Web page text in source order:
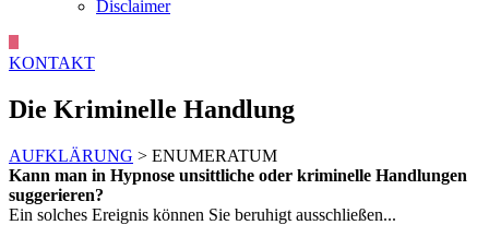
Disclaimer
KONTAKT
Die Kriminelle Handlung
AUFKLÄRUNG > ENUMERATUM
Kann man in Hypnose unsittliche oder kriminelle Handlungen
suggerieren?
Ein solches Ereignis können Sie beruhigt ausschließen...